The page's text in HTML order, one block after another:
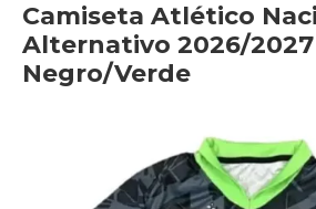
Camiseta Atlético
Alternativo 2026/2027
Negro/Verde